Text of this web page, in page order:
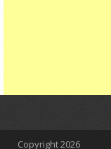
Copyright2026